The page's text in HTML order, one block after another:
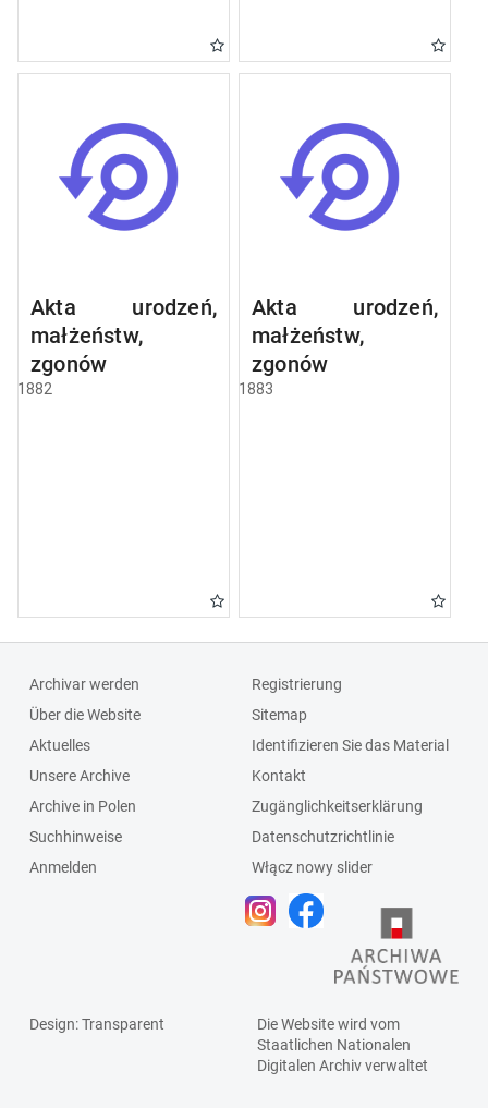
Akta urodzeń,
małżeństw,
zgonów
1882
Akta urodzeń,
małżeństw,
zgonów
1883
Archivar werden
Über die Website
Aktuelles
Unsere Archive
Archive in Polen
Suchhinweise
Anmelden
Registrierung
Sitemap
Identifizieren Sie das Material
Kontakt
Zugänglichkeitserklärung
Datenschutzrichtlinie
Włącz nowy slider
Design: Transparent
Die Website wird vom
Staatlichen Nationalen
Digitalen Archivverwaltet